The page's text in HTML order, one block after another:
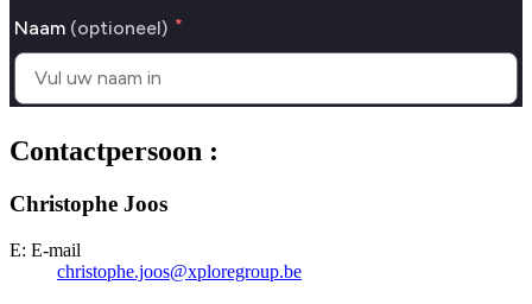
Contactpersoon :
Christophe Joos
E: E-mail
christophe.joos@xploregroup.be